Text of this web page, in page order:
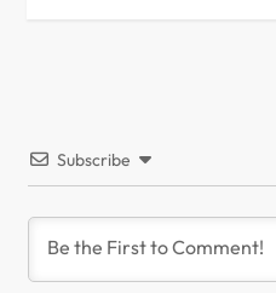
g
a
Subscribe